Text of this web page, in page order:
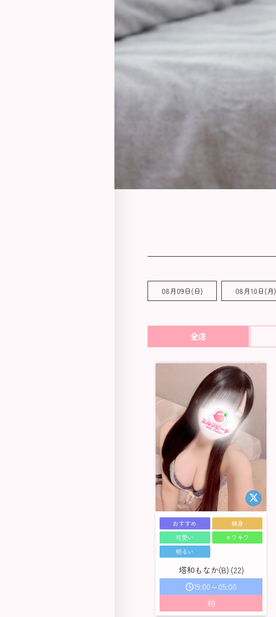
08月09日( 日) 08月10日(月)
全店
おすすめ
細身
可愛い
キワキワ
明るい
塔和もなか(B) (22)
19:00～05:00
柏